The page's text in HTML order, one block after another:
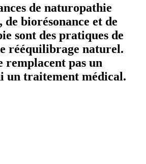
de naturopathie
de biorésonance et de
sont des pratiques de
rééquilibrage naturel.
remplacent pas un
un traitement médical.